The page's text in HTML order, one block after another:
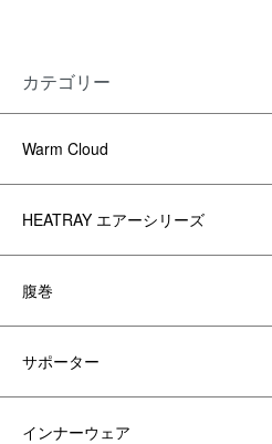
カテゴリー
Warm Cloud
HEATRAY エアーシリーズ
腹巻
サポーター
インナーウェア